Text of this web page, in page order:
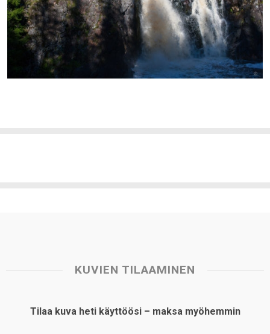
KUVIEN TILAAMINEN
Tilaa kuva heti käyttöösi – maksa myöhemmin